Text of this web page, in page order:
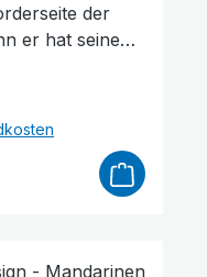
der
er hat seinen
91,11
x 10 cm